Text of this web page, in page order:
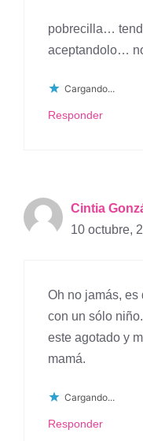
pobrecilla…
aceptandolo…
Cargando...
Responder
Cintia
10 octubre,
Oh no jamás, es
con un sólo
este agotado y
mamá.
Cargando...
Responder